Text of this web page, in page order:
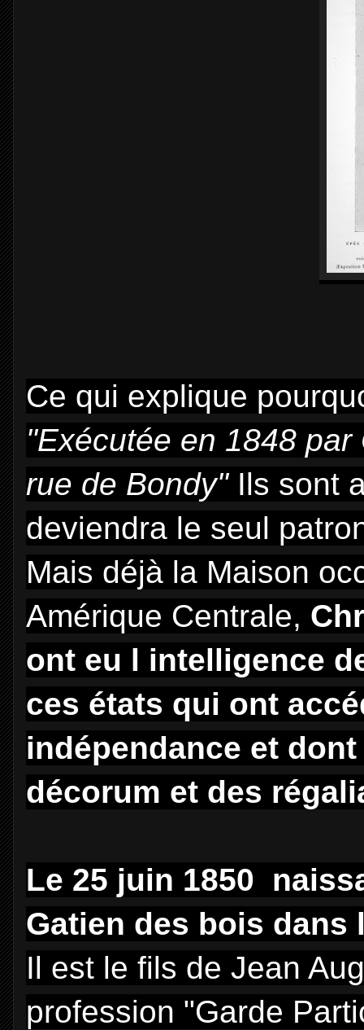
Ce qui explique
"Exécutée en 1848
rue de Bondy" Ils sont
deviendra le seul
Mais déjà la Maison
Amérique Centrale,
ont eu l intelligence
ces états qui ont
indépendance et
décorum et des
Le 25 juin 1850
Gatien des bois dans
Il est le fils de Jean
profession "Garde